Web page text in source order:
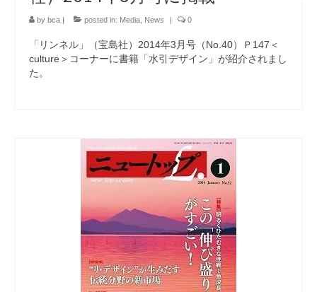
by bca | posted in: Media News | 0
「リンネル」（宝島社）2014年3月号（No.40）Ｐ147＜
culture＞コーナーに書籍「水引デザイン」が紹介されまし
た。